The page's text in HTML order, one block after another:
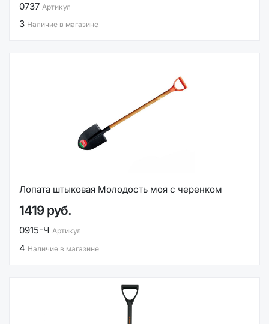
0737 Артикул
3 Наличие в магазине
Лопата штыковая Молодость моя с черенком
1419 руб.
0915-Ч Артикул
4 Наличие в магазине